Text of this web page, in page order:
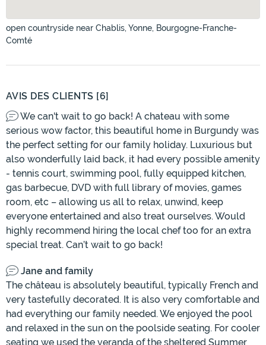
open countryside near Chablis, Yonne, Bourgogne-Franche-
Comté
AVIS DES CLIENTS [6]
We can't wait to go back! A chateau with some
serious wow factor, this beautiful home in Burgundy was
the perfect setting for our family holiday. Luxurious but
also wonderfully laid back, it had every possible amenity
- tennis court, swimming pool, fully equipped kitchen,
gas barbecue, DVD with full library of movies, games
room, etc – allowing us all to relax, unwind, keep
everyone entertained and also treat ourselves. Would
highly recommend hiring the local chef too for an extra
special treat. Can’t wait to go back!
Jane and family
The château is absolutely beautiful, typically French and
very tastefully decorated. It is also very comfortable and
had everything our family needed. We enjoyed the pool
and relaxed in the sun on the poolside seating. For cooler
seating we used the veranda of the sheltered Summer